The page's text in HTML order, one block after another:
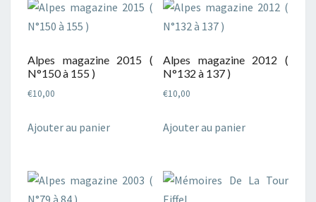
Alpes magazine 2015 (
N°150 à 155 )
€10,00
Ajouter au panier
Alpes magazine 2012 (
N°132 à 137 )
€10,00
Ajouter au panier